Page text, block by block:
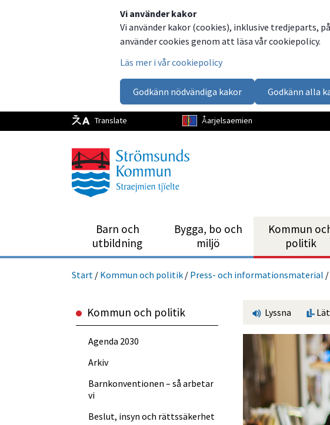
Vi använder kakor
Vi använder kakor (cookies), inklusive tredjeparts,
använder cookies genom att läsa vår cookiepolicy.
Läs mer i vår cookiepolicy
Godkänn nödvändiga kakor Godkänn alla
Translate Åarjelsaemien
Barn och
utbild­ning
Bygga, bo och
miljö
Kommun
politik
Start / Kommun och politik / Press- och informations­material /
Lyssna
Kommun och politik
Agenda 2030
Arkiv
Barnkonventionen – så arbetar
vi
Beslut, insyn och rättssäkerhet